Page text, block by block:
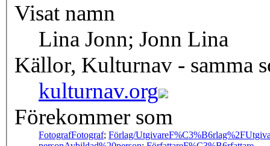
Visat namn
Lina Jonn; Jonn Lina
Källor, Kulturnav - samma
kulturnav.org
Förekommer som
FotografFotograf; Förlag/Utgivare